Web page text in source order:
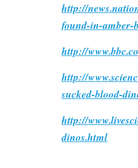
http://
found-in-amber-
http://
http://
sucked-blood-
http://
dinos.html